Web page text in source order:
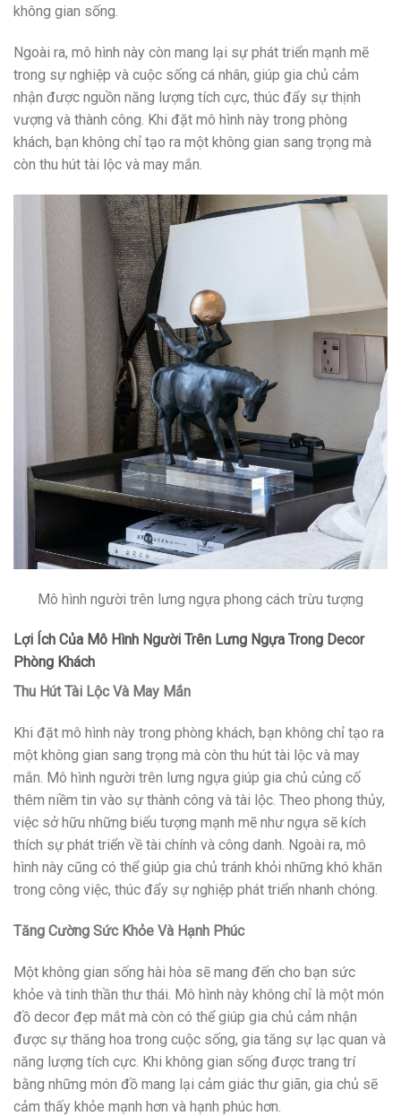
không gian sống.
Ngoài ra, mô hình này còn mang lại sự phát triển mạnh mẽ
trong sự nghiệp và cuộc sống cá nhân, giúp gia chủ cảm
nhận được nguồn năng lượng tích cực, thúc đẩy sự thịnh
vượng và thành công. Khi đặt mô hình này trong phòng
khách, bạn không chỉ tạo ra một không gian sang trọng mà
còn thu hút tài lộc và may mắn.
Mô hình người trên lưng ngựa phong cách trừu tượng
Lợi Ích Của Mô Hình Người Trên Lưng Ngựa Trong Decor
Phòng Khách
Thu Hút Tài Lộc Và May Mắn
Khi đặt mô hình này trong phòng khách, bạn không chỉ tạo ra
một không gian sang trọng mà còn thu hút tài lộc và may
mắn. Mô hình người trên lưng ngựa giúp gia chủ củng cố
thêm niềm tin vào sự thành công và tài lộc. Theo phong thủy,
việc sở hữu những biểu tượng mạnh mẽ như ngựa sẽ kích
thích sự phát triển về tài chính và công danh. Ngoài ra, mô
hình này cũng có thể giúp gia chủ tránh khỏi những khó khăn
trong công việc, thúc đẩy sự nghiệp phát triển nhanh chóng.
Tăng Cường Sức Khỏe Và Hạnh Phúc
Một không gian sống hài hòa sẽ mang đến cho bạn sức
khỏe và tinh thần thư thái. Mô hình này không chỉ là một món
đồ decor đẹp mắt mà còn có thể giúp gia chủ cảm nhận
được sự thăng hoa trong cuộc sống, gia tăng sự lạc quan và
năng lượng tích cực. Khi không gian sống được trang trí
bằng những món đồ mang lại cảm giác thư giãn, gia chủ sẽ
cảm thấy khỏe mạnh hơn và hạnh phúc hơn.